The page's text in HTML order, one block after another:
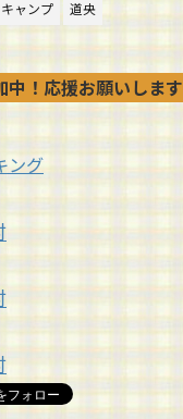
キャンプ 道央
中！応援お願いします
ング